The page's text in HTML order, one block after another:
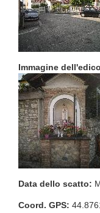
Immagine
Data dello scatto:
Coord. GPS: